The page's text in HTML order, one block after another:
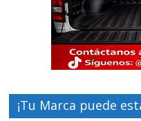
¡Tu Marca puede